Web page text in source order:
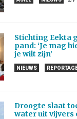
Stichting Eekta
pand: ‘Je mag
je wilt zijn’
NIEUWS
Droogte slaat
water uit vijvers